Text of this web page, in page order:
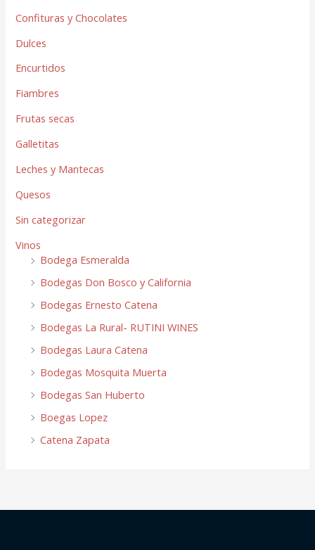
Confituras y Chocolates
Dulces
Encurtidos
Fiambres
Frutas secas
Galletitas
Leches y Mantecas
Quesos
Sin categorizar
Vinos
Bodega Esmeralda
Bodegas Don Bosco y California
Bodegas Ernesto Catena
Bodegas La Rural- RUTINI WINES
Bodegas Laura Catena
Bodegas Mosquita Muerta
Bodegas San Huberto
Boegas Lopez
Catena Zapata